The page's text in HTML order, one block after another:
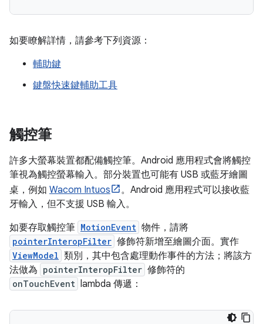
如要瞭解詳情，請參考下列資源：
輔助鍵
鍵盤快速鍵輔助工具
觸控筆
許多大螢幕裝置都配備觸控筆。Android 應用程式會將觸控
筆視為觸控螢幕輸入。部分裝置也可能有 USB 或藍牙繪圖
桌，例如 Wacom Intuos
。Android 應用程式可以接收藍
牙輸入，但不支援 USB 輸入。
如要存取觸控筆 MotionEvent 物件，請將
pointerInteropFilter 修飾符新增至繪圖介面。實作
ViewModel 類別，其中包含處理動作事件的方法；將該方
法做為 pointerInteropFilter 修飾符的
onTouchEvent lambda 傳遞：